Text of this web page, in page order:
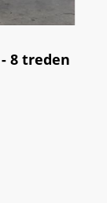
8 treden